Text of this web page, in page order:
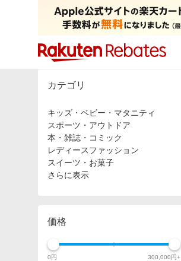
カテゴリー一覧
カテゴリ
キッズ・ベビー・マタニティ
スポーツ・アウトドア
本・雑誌・コミック
レディースファッション
スイーツ・お菓子
さらに表示
価格
0円 300,000円+